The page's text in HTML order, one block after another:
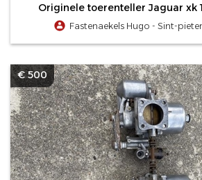
Originele toerenteller Jaguar xk
Fastenaekels Hugo - Sint-
€ 500